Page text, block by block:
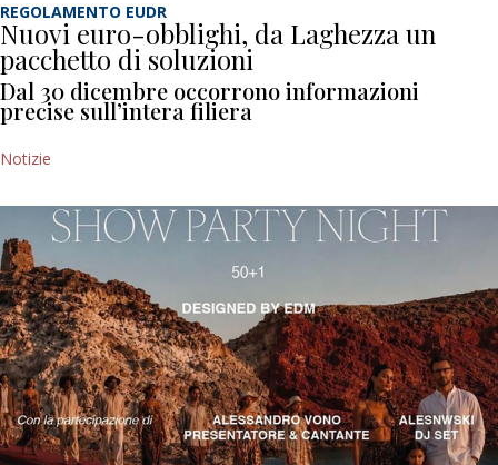
REGOLAMENTO EUDR
Nuovi euro-obblighi, da Laghezza un
pacchetto di soluzioni
Dal 30 dicembre occorrono informazioni
precise sull’intera filiera
Notizie